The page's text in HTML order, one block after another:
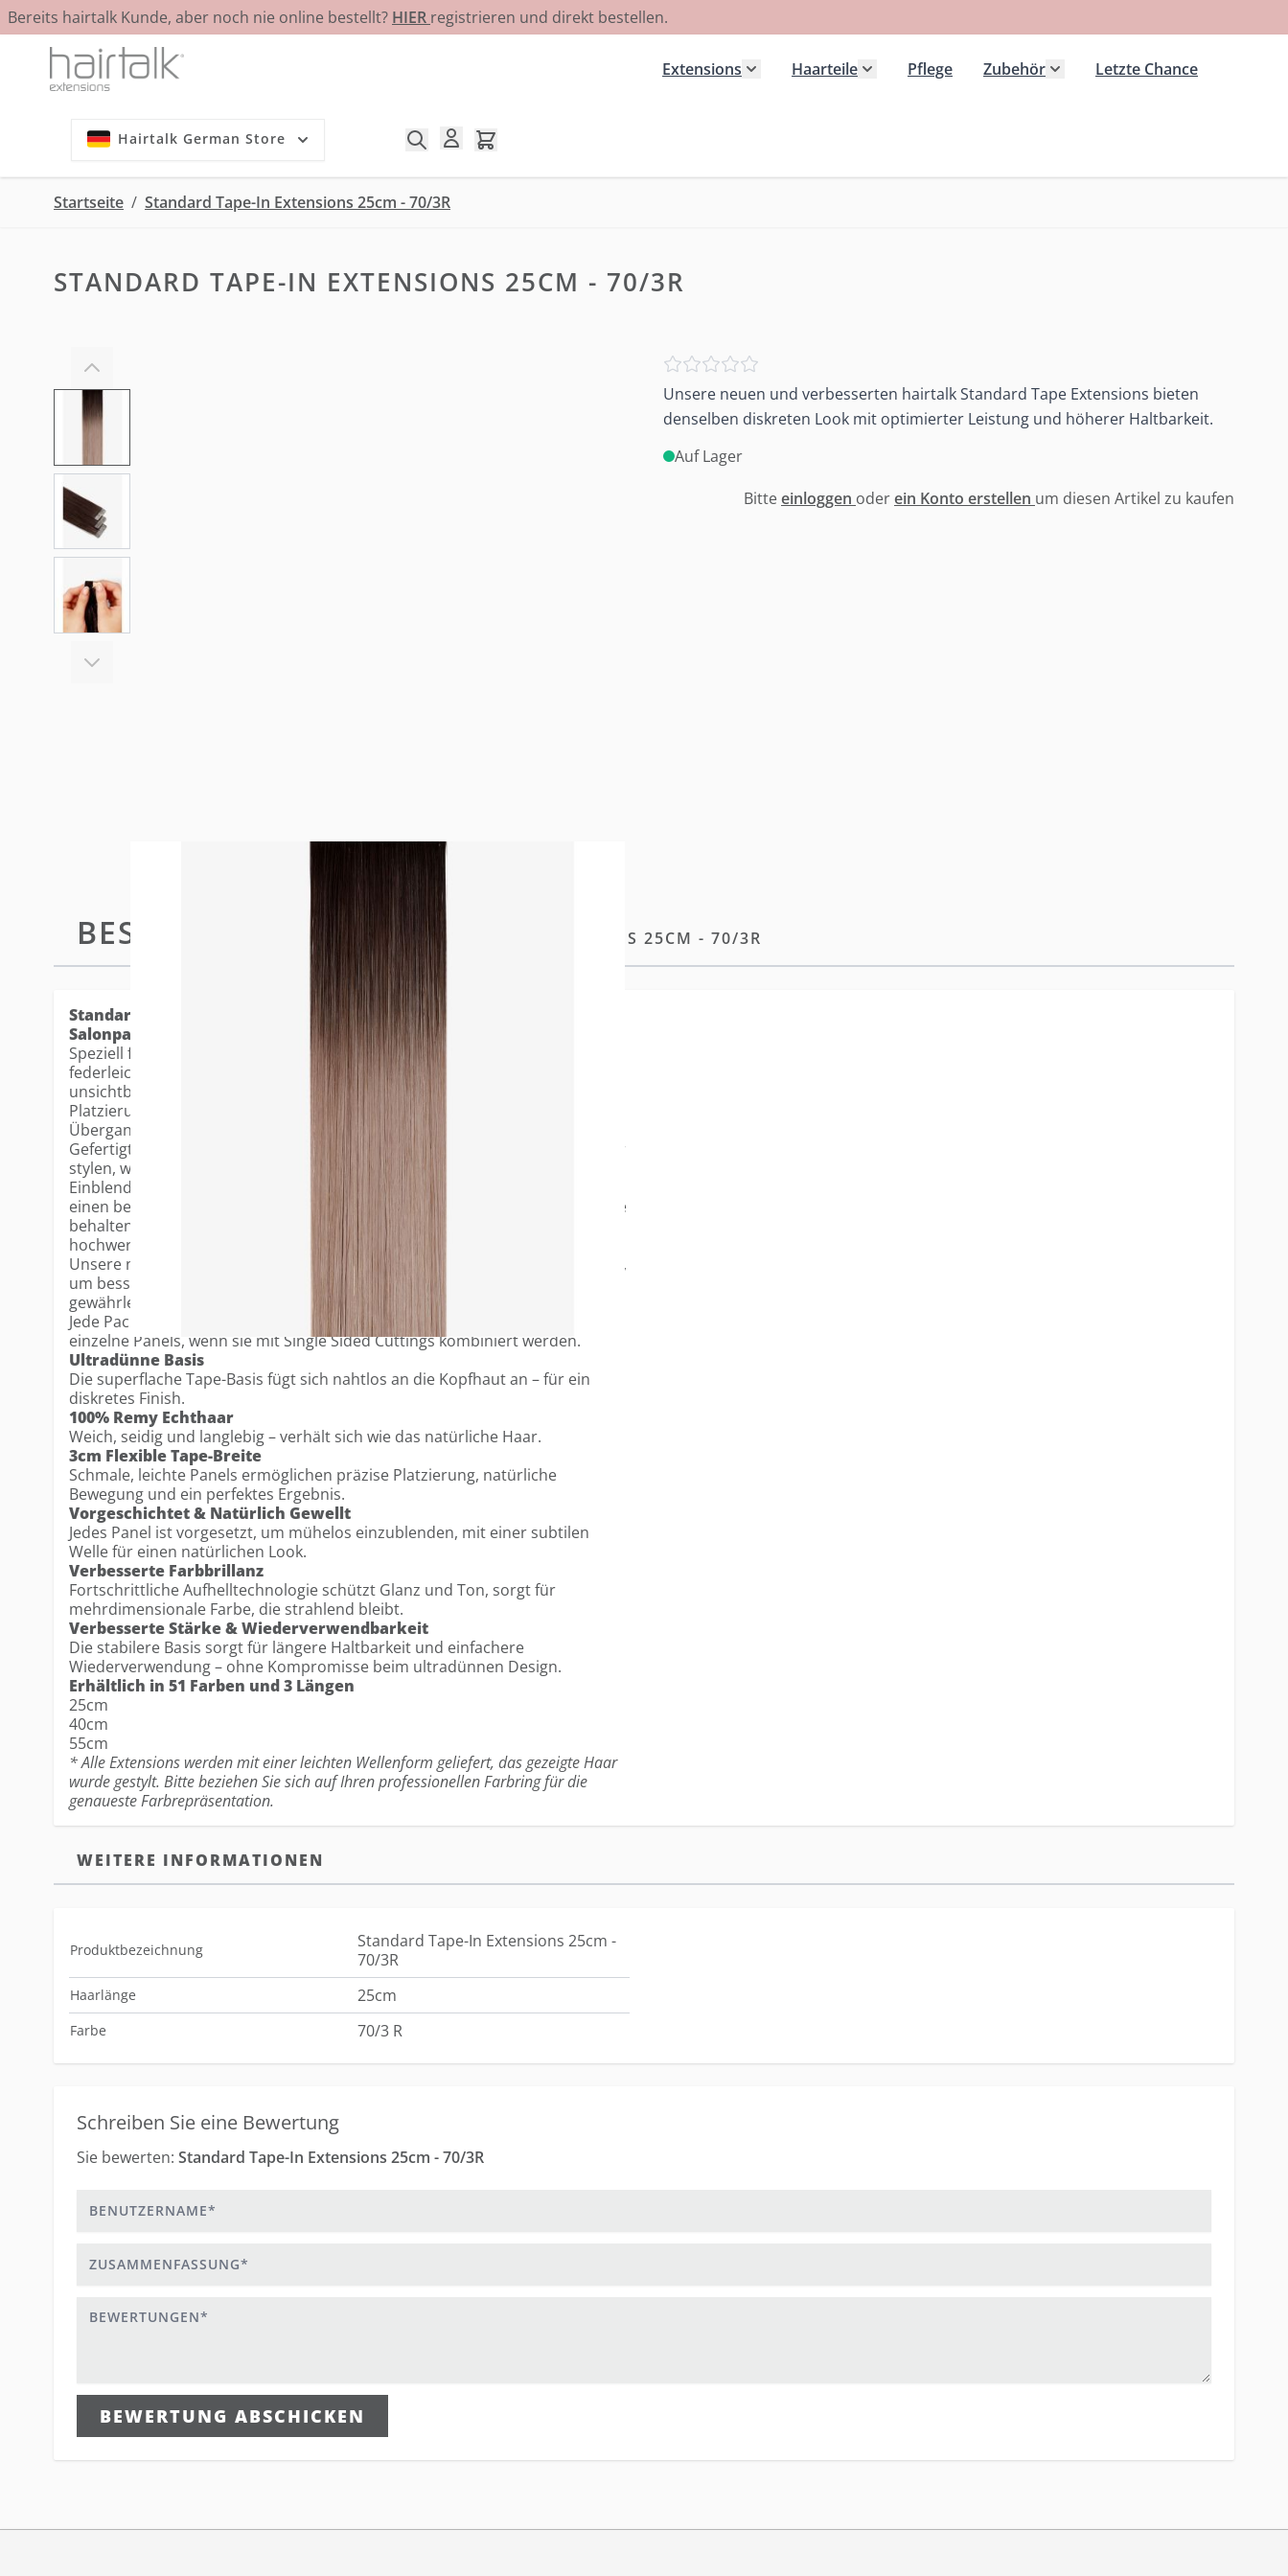
Bereits hairtalk Kunde, aber noch nie online bestellt? HIER registrieren und direkt bestellen.
Zum Inhalt springen
Extensions
Haarteile
Pflege
Zubehör
Letzte Chance
Hairtalk German Store
Startseite / Standard Tape-In Extensions 25cm - 70/3R
STANDARD TAPE-IN EXTENSIONS 25CM - 70/3R
View larger image
Unsere neuen und verbesserten hairtalk Standard Tape Extensions bieten
denselben diskreten Look mit optimierter Leistung und höherer Haltbarkeit.
Auf Lager
Bitteeinloggen oderein Konto erstellen um diesen Artikel zu kaufen
BESCHREIBUNG STANDARD TAPE-IN EXTENSIONS 25CM - 70/3R
Standard Tape-in Extensions - die beliebteste Methode unserer
Salonpartner.
Speziell für feines Haar und eine nahtlose Anwendung entwickelt, liegt die
federleichte, ultradünne Basis flach auf der Kopfhaut und sorgt so für ein
unsichtbares Finish. Die 3cm breite Klebefläche ermöglicht eine flexible
Platzierung und gewährleistet natürliche Bewegung sowie einen makellosen
Übergang.
Gefertigt aus 100% Remy Echthaar, lassen sich die Tapes wie das eigene Haar
stylen, waschen und pflegen. Die vorgeschichteten Strähnen erleichtern das
Einblenden und Stylen und verfügen über eine leichte natürliche Welle für
einen besonders realistischen Look. Dank fortschrittlicher Aufhelltechnologie
behalten die Farben ihren Glanz und ihre Leuchtkraft für ein dauerhaft
hochwertiges Erscheinungsbild.
Unsere neuen, verbesserten Tapes wurden in ihrer Struktur weiter optimiert,
um bessere Haltbarkeit und zuverlässige Wiederverwendung zu
gewährleisten – bei gleichbleibend ultradünnem Design.
Jede Packung enthält 12 Tapes, ausreichend für 6 Sandwiches oder 12
einzelne Panels, wenn sie mit Single Sided Cuttings kombiniert werden.
Ultradünne Basis
Die superflache Tape-Basis fügt sich nahtlos an die Kopfhaut an – für ein
diskretes Finish.
100% Remy Echthaar
Weich, seidig und langlebig – verhält sich wie das natürliche Haar.
3cm Flexible Tape-Breite
Schmale, leichte Panels ermöglichen präzise Platzierung, natürliche
Bewegung und ein perfektes Ergebnis.
Vorgeschichtet & Natürlich Gewellt
Jedes Panel ist vorgesetzt, um mühelos einzublenden, mit einer subtilen
Welle für einen natürlichen Look.
Verbesserte Farbbrillanz
Fortschrittliche Aufhelltechnologie schützt Glanz und Ton, sorgt für
mehrdimensionale Farbe, die strahlend bleibt.
Verbesserte Stärke & Wiederverwendbarkeit
Die stabilere Basis sorgt für längere Haltbarkeit und einfachere
Wiederverwendung – ohne Kompromisse beim ultradünnen Design.
Erhältlich in 51 Farben und 3 Längen
25cm
40cm
55cm
* Alle Extensions werden mit einer leichten Wellenform geliefert, das gezeigte Haar
wurde gestylt. Bitte beziehen Sie sich auf Ihren professionellen Farbring für die
genaueste Farbrepräsentation.
WEITERE INFORMATIONEN
Produktbezeichnung
Standard Tape-In Extensions 25cm -
70/3R
Haarlänge 25cm
Farbe 70/3 R
Schreiben Sie eine Bewertung
Sie bewerten: Standard Tape-In Extensions 25cm - 70/3R
BEWERTUNG ABSCHICKEN